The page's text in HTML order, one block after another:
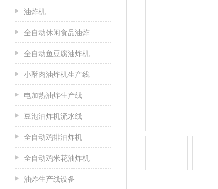
油炸机
全自动休闲食品油炸
全自动鱼豆腐油炸机
小酥肉油炸机生产线
电加热油炸生产线
豆泡油炸机流水线
全自动鸡排油炸机
全自动鸡米花油炸机
油炸生产线设备